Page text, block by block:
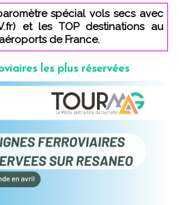
et les TOP destinations au
de France.
les plus réservées